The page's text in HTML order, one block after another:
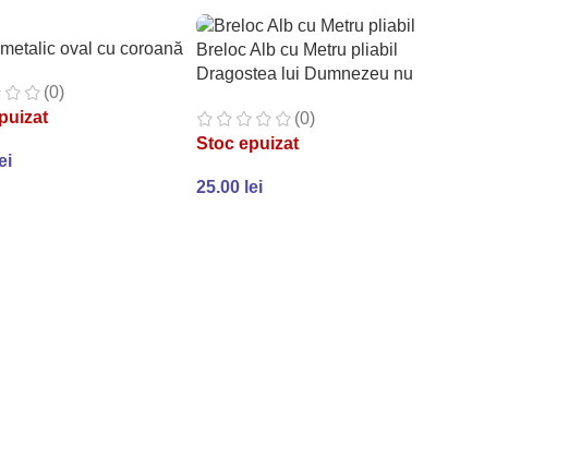
oval cu coroană
(0)
Breloc Alb cu Metru pliabil
Dragostea lui Dumnezeu nu
(0)
Stoc epuizat
25.00 lei